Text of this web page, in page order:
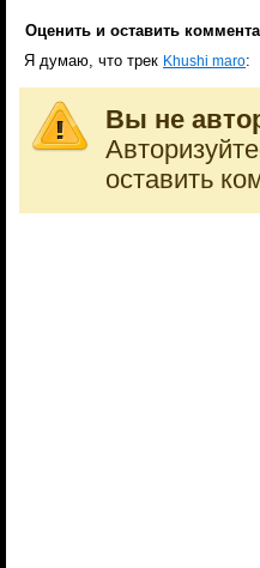
Оценить и оставить
Я думаю, что трек Khushi maro:
Вы не
оставить